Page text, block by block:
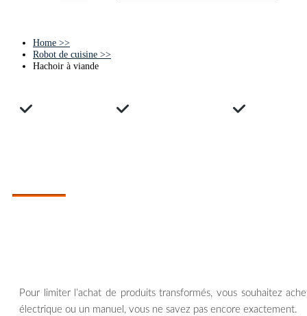
Home >>
Robot de cuisine >>
Hachoir à viande
Pour limiter l’achat de produits transformés, vous souhaitez
électrique ou un manuel, vous ne savez pas encore exactement.